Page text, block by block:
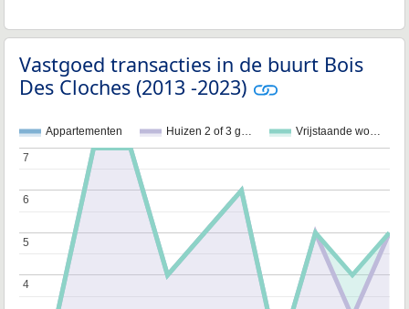
Vastgoed transacties in de buurt Bois
Des Cloches (2013 -2023)
Appartementen Huizen 2 of 3 g… Vrijstaande wo…
4
4
5
5
6
6
7
7